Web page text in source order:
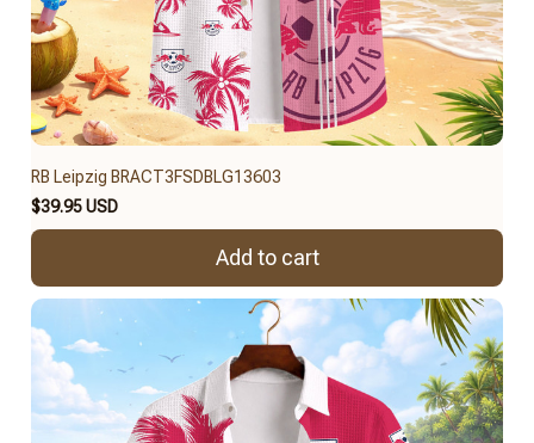
RB Leipzig BRACT3FSDBLG13603
$39.95 USD
Add to cart